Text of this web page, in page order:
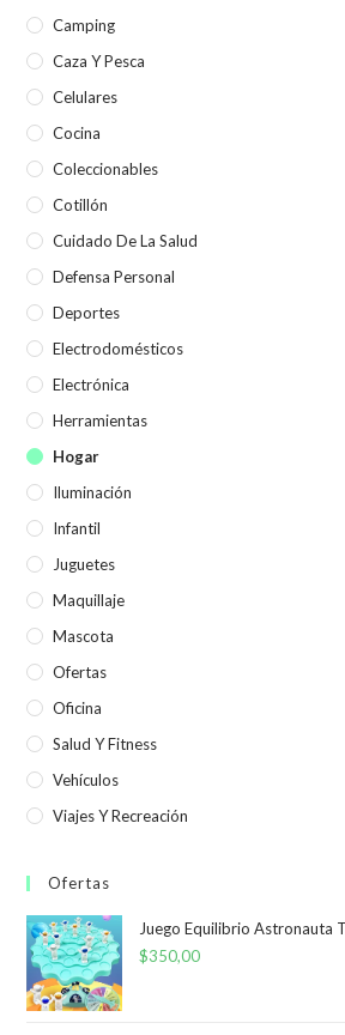
Camping
Caza Y Pesca
Celulares
Cocina
Coleccionables
Cotillón
Cuidado De La Salud
Defensa Personal
Deportes
Electrodomésticos
Electrónica
Herramientas
Hogar
Iluminación
Infantil
Juguetes
Maquillaje
Mascota
Ofertas
Oficina
Salud Y Fitness
Vehículos
Viajes Y Recreación
Ofertas
Juego Equilibrio Astronauta
$350,00